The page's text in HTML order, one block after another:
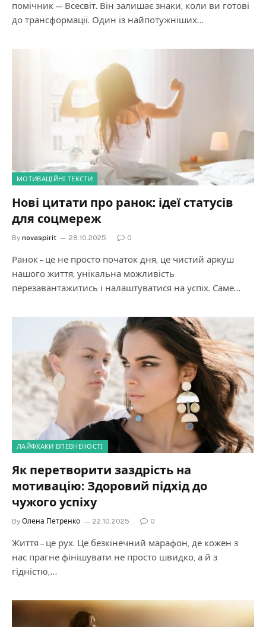
помічник — Всесвіт. Він залишає знаки, коли ви готові
до трансформації. Один із найпотужніших…
МОТИВАЦІЙНІ ТЕКСТИ
Нові цитати про ранок: ідеї статусів
для соцмереж
By novaspirit 28.10.2025 0
Ранок – це не просто початок дня, це чистий аркуш
нашого життя, унікальна можливість
перезавантажитись і налаштуватися на успіх. Саме…
ЛАЙФХАКИ ВПЕВНЕНОСТІ
Як перетворити заздрість на
мотивацію: Здоровий підхід до
чужого успіху
By Олена Петренко 22.10.2025 0
Життя – це рух. Це безкінечний марафон, де кожен з
нас прагне фінішувати не просто швидко, а й з
гідністю,…